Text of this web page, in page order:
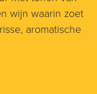
wijn waarin zoet
aromatische